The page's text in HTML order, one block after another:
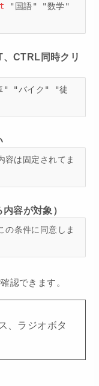
"国語" "数学"
CTRL同時クリ
" "バイク" "徒
容は固定されてま
容が対象）
条件に同意しま
認できます。
、ラジオボタ